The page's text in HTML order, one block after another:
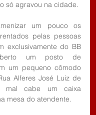
só agravou na cidade.
um pouco os
pelas pessoas
exclusivamente do BB
um posto de
um pequeno cômodo
Alferes José Luiz de
mal cabe um caixa
mesa do atendente.